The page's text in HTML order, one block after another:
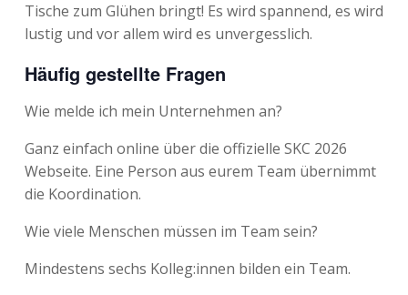
Tische zum Glühen bringt! Es wird spannend, es wird
lustig und vor allem wird es unvergesslich.
Häufig gestellte Fragen
Wie melde ich mein Unternehmen an?
Ganz einfach online über die offizielle SKC 2026
Webseite. Eine Person aus eurem Team übernimmt
die Koordination.
Wie viele Menschen müssen im Team sein?
Mindestens sechs Kolleg:innen bilden ein Team.